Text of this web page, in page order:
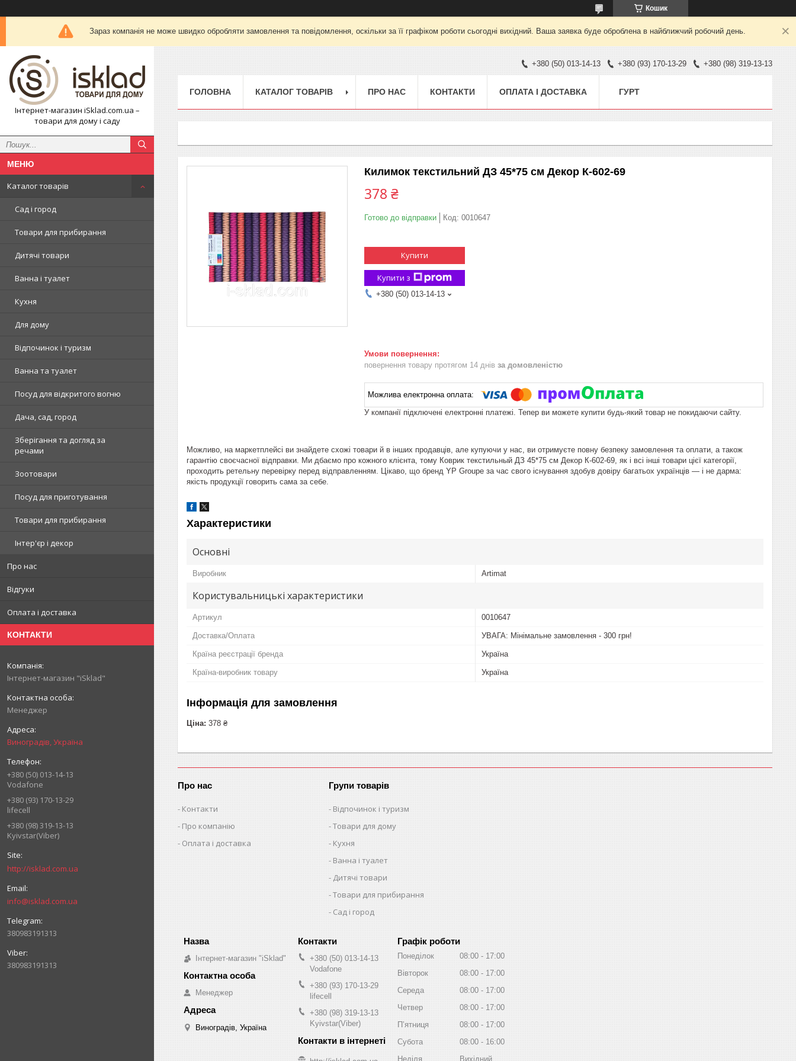
Кошик
Зараз компанія не може швидко обробляти замовлення та повідомлення, оскільки за її графіком роботи сьогодні вихідний. Ваша заявка буде оброблена в найближчий робочий день.
Інтернет-магазин iSklad.com.ua –
товари для дому і саду
Каталог товарів
Сад і город
Товари для прибирання
Дитячі товари
Ванна і туалет
Кухня
Для дому
Відпочинок і туризм
Ванна та туалет
Посуд для відкритого вогню
Дача, сад, город
Зберігання та догляд за
речами
Зоотовари
Посуд для приготування
Товари для прибирання
Інтер'єр і декор
Про нас
Відгуки
Оплата і доставка
КОНТАКТИ
Інтернет-магазин "iSklad"
Менеджер
Виноградів, Україна
+380 (50) 013-14-13
Vodafone
+380 (93) 170-13-29
lifecell
+380 (98) 319-13-13
Kyivstar(Viber)
http://isklad.com.ua
info@isklad.com.ua
380983191313
380983191313
+380 (50) 013-14-13 +380 (93) 170-13-29 +380 (98) 319-13-13
ГОЛОВНА КАТАЛОГ ТОВАРІВ ПРО НАС КОНТАКТИ ОПЛАТА І ДОСТАВКА ГУРТ
Килимок текстильний ДЗ 45*75 см Декор К-602-69
378 ₴
Готово до відправки Код: 0010647
Купити
Купити з
+380 (50) 013-14-13
повернення товару протягом 14 днів за домовленістю
У компанії підключені електронні платежі. Тепер ви можете купити будь-який товар не покидаючи сайту.
Можливо, на маркетплейсі ви знайдете схожі товари й в інших продавців, але купуючи у нас, ви отримуєте повну безпеку замовлення та оплати, а також
гарантію своєчасної відправки. Ми дбаємо про кожного клієнта, тому Коврик текстильный ДЗ 45*75 см Декор К-602-69, як і всі інші товари цієї категорії,
проходить ретельну перевірку перед відправленням. Цікаво, що бренд YP Groupe за час свого існування здобув довіру багатьох українців — і не дарма:
якість продукції говорить сама за себе.
Характеристики
Основні
Виробник Artimat
Користувальницькі характеристики
Артикул 0010647
Доставка/Оплата УВАГА: Мінімальне замовлення - 300 грн!
Країна реєстрації бренда Україна
Країна-виробник товару Україна
Інформація для замовлення
Ціна: 378 ₴
Про нас
Контакти
Про компанію
Оплата і доставка
Групи товарів
Відпочинок і туризм
Товари для дому
Кухня
Ванна і туалет
Дитячі товари
Товари для прибирання
Сад і город
Інтернет-магазин "iSklad"
Менеджер
Виноградів, Україна
+380 (50) 013-14-13
Vodafone
+380 (93) 170-13-29
lifecell
+380 (98) 319-13-13
Kyivstar(Viber)
Графік роботи
Понеділок 08:00
17:00
Вівторок
08:00
17:00
Середа
08:00
17:00
Четвер
08:00
17:00
Пʼятниця
08:00
17:00
Субота
08:00
16:00
Неділя
Вихідний